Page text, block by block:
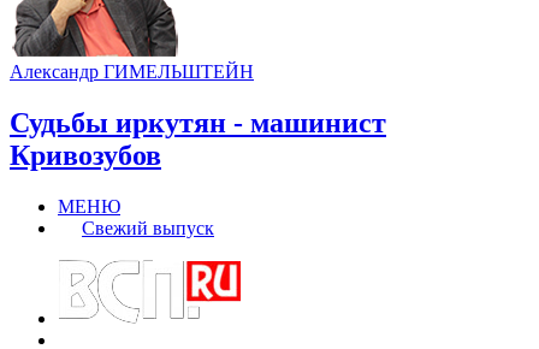
Александр ГИМЕЛЬШТЕЙН
Судьбы иркутян - машинист
Кривозубов
МЕНЮ
Свежий выпуск